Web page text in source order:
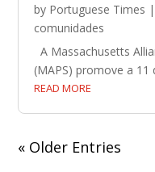
by Portuguese Times
comunidades
A Massachusetts
(MAPS) promove a 11
READ MORE
« Older Entries